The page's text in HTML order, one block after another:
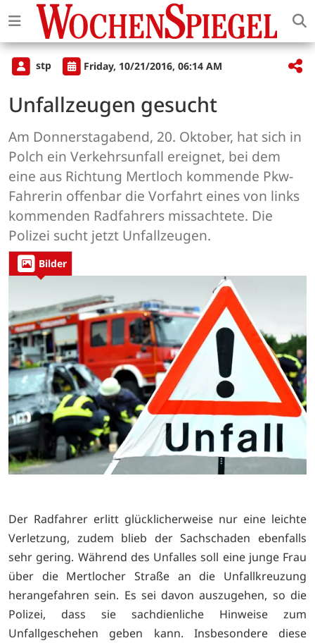
stp Friday, 10/21/2016, 06:14 AM
Unfallzeugen gesucht
Am Donnerstagabend, 20. Oktober, hat sich in
Polch ein Verkehrsunfall ereignet, bei dem
eine aus Richtung Mertloch kommende Pkw-
Fahrerin offenbar die Vorfahrt eines von links
kommenden Radfahrers missachtete. Die
Polizei sucht jetzt Unfallzeugen.
Bilder
Der Radfahrer erlitt glücklicherweise nur eine leichte
Verletzung, zudem blieb der Sachschaden ebenfalls
sehr gering. Während des Unfalles soll eine junge Frau
über die Mertlocher Straße an die Unfallkreuzung
herangefahren sein. Es sei davon auszugehen, so die
Polizei, dass sie sachdienliche Hinweise zum
Unfallgeschehen geben kann. Insbesondere diese